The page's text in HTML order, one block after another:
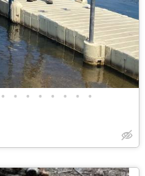
• • • • • • • •